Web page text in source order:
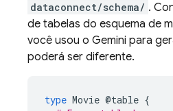
dataconnect/schema/ .
de tabelas do esquema de
você usou o Gemini para
poderá ser diferente.
type Movie @table {